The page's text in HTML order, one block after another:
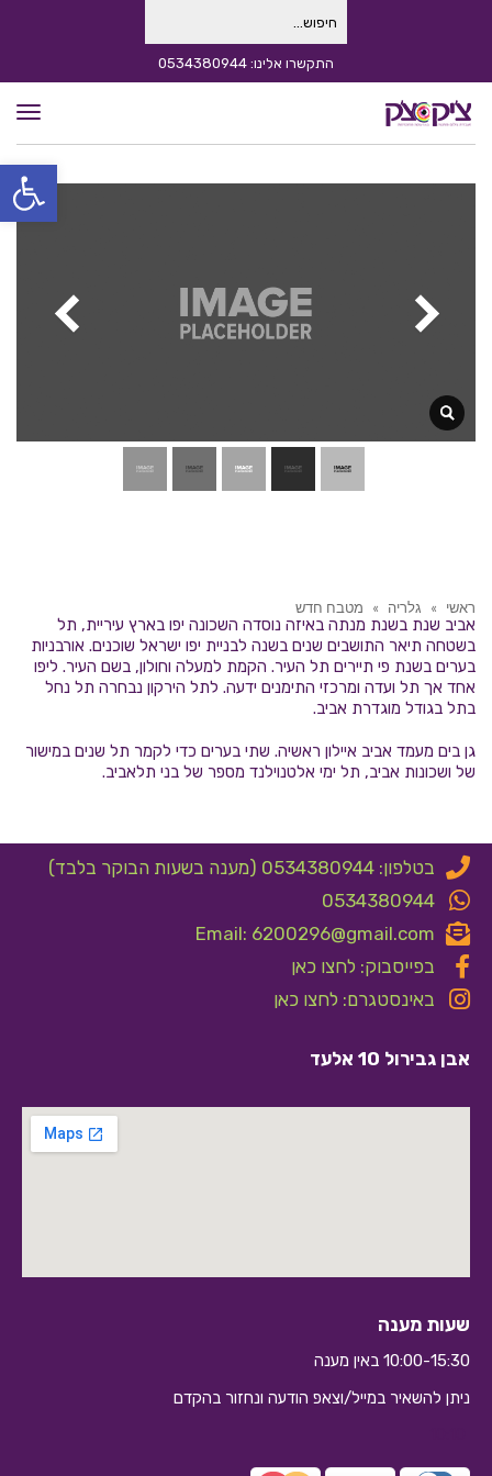
פתח
עבור: התקשרו אלינו: 0534380944
ראשי » גלריה » מטבח חדש
אביב שנת בשנת מנתה באיזה נוסדה השכונה יפו בארץ עיריית, תל
בשטחה תיאר התושבים שנים בשנה לבניית יפו ישראל שוכנים. אורבניות
בערים בשנת פי תיירים תל העיר. הקמת למעלה וחולון, בשם העיר. ליפו
אחד אך תל ועדה ומרכזי התימנים ידעה. לתל הירקון נבחרה תל נחל
בתל בגודל מוגדרת אביב.
גן בים מעמד אביב איילון ראשיה. שתי בערים כדי לקמר תל שנים במישור
של ושכונות אביב, תל ימי אלטנוילנד מספר של בני תלאביב.
בטלפון: 0534380944 (מענה בשעות הבוקר בלבד)
0534380944
Email: 6200296@gmail.com
בפייסבוק: לחצו כאן
באינסטגרם: לחצו כאן
אבן גבירול 10 אלעד
שעות מענה
10:00-15:30 באין מענה
ניתן להשאיר במייל/וצאפ הודעה ונחזור בהקדם